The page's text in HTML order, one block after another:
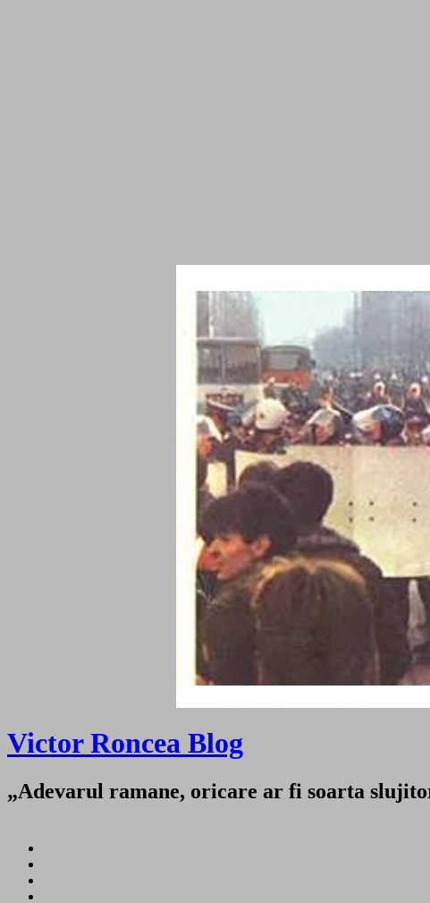
Victor Roncea Blog
„Adevarul ramane, oricare ar fi soarta